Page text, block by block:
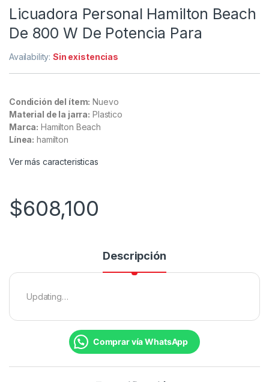
Licuadora Personal Hamilton Beach
De 800 W De Potencia Para
Availability:Sin existencias
Condición del ítem: Nuevo
Material de la jarra: Plastico
Marca: Hamilton Beach
Línea: hamilton
Ver más caracteristicas
$608,100
Descripción
Updating…
Comprar vía WhatsApp